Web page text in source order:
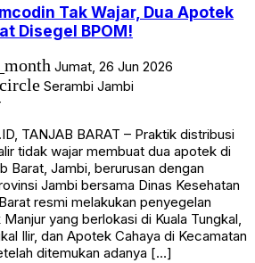
Tak Wajar, Dua Apotek
Disegel BPOM!
Jumat, 26 Jun 2026
Serambi Jambi
TANJAB BARAT – Praktik distribusi
tidak wajar membuat dua apotek di
Barat, Jambi, berurusan dengan
Jambi bersama Dinas Kesehatan
resmi melakukan penyegelan
yang berlokasi di Kuala Tungkal,
Ilir, dan Apotek Cahaya di Kecamatan
ditemukan adanya […]